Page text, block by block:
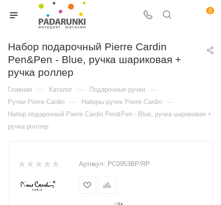
0
Набор подарочный Pierre Cardin
Pen&Pen - Blue, ручка шариковая +
ручка роллер
Главная — Каталог — Подарочные ручки —
Ручки Pierre Cardin — Наборы ручек Pierre Cardin —
Набор подарочный Pierre Cardin Pen&Pen - Blue, ручка шариковая +
ручка роллер
Артикул: PC0953BP/RP